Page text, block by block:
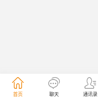
首页 聊天 通讯录